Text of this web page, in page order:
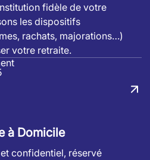
fidèle de votre
les dispositifs
rachats, majorations…)
votre retraite.
à Domicile
confidentiel, réservé